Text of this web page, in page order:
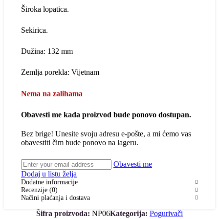
Široka lopatica.
Sekirica.
Dužina: 132 mm
Zemlja porekla: Vijetnam
Nema na zalihama
Obavesti me kada proizvod bude ponovo dostupan.
Bez brige! Unesite svoju adresu e-pošte, a mi ćemo vas
obavestiti čim bude ponovo na lageru.
Obavesti me
Dodaj u listu želja
Dodatne informacije
Recenzije (0)
Načini plaćanja i dostava
Šifra proizvoda: NP06Kategorija: Pogurivači